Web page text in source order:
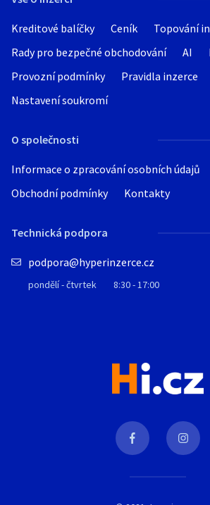
Kreditové balíčky Ceník
Topování
Rady pro bezpečné obchodování
AI
Provozní podmínky
Pravidla inzerce
Nastavení soukromí
O společnosti
Informace o zpracování osobních údajů
Obchodní podmínky
Kontakty
Technická podpora
podpora@hyperinzerce.cz
pondělí - čtvrtek 8:30 - 17:00